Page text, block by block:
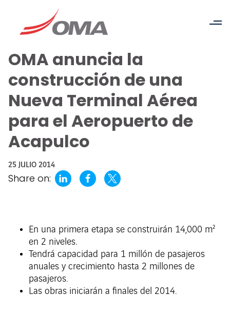
OMA anuncia la
construcción de una
Nueva Terminal Aérea
para el Aeropuerto de
Acapulco
25 JULIO 2014
Share on:
En una primera etapa se construirán 14,000 m²
en 2 niveles.
Tendrá capacidad para 1 millón de pasajeros
anuales y crecimiento hasta 2 millones de
pasajeros.
Las obras iniciarán a finales del 2014.